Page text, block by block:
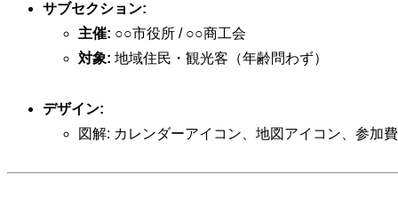
サブセクション:
主催: ○○市役所 / ○○商工会
対象: 地域住民・観光客（年齢問わず）
デザイン:
図解: カレンダーアイコン、地図アイコン、参加